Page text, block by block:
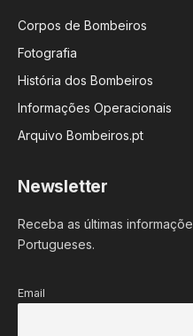
Corpos de Bombeiros
Fotografia
História dos Bombeiros
Informações Operacionais
Arquivo Bombeiros.pt
Newsletter
Receba as últimas
Portugueses.
Email